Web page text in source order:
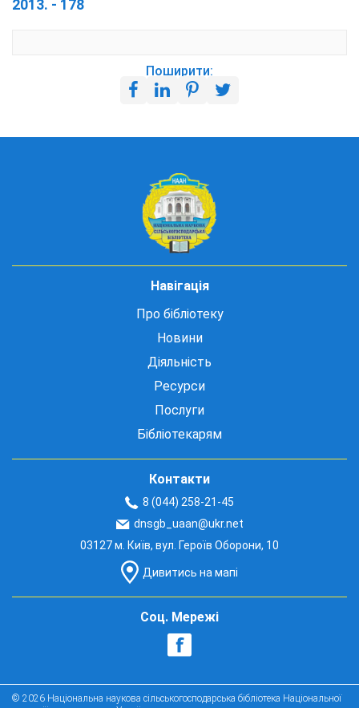
2013. - 178
Поширити:
Навігація
Про бібліотеку
Новини
Діяльність
Ресурси
Послуги
Бібліотекарям
Контакти
8 (044) 258-21-45
dnsgb_uaan@ukr.net
03127 м. Київ, вул. Героїв Оборони, 10
Дивитись на мапі
Соц. Мережі
© 2026 Національна наукова сільськогосподарська бібліотека Національної